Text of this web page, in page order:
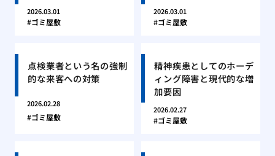
2026.03.01
ゴミ屋敷
2026.03.01
ゴミ屋敷
点検業者という名の強制
的な来客への対策
2026.02.28
ゴミ屋敷
精神疾患としてのホーデ
ィング障害と現代的な増
加要因
2026.02.27
ゴミ屋敷